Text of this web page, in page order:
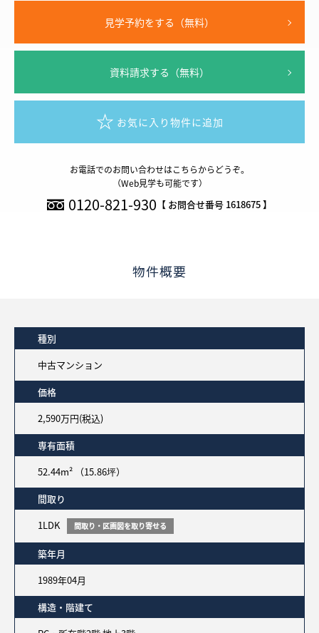
見学予約をする（無料）
資料請求する（無料）
お気に入り物件に追加
お電話でのお問い合わせはこちらからどうぞ。
（Web見学も可能です）
0120-821-930 【 お問合せ番号 1618675 】
物件概要
種別
中古マンション
価格
2,590万円(税込)
専有面積
52.44m² （15.86坪）
間取り
1LDK
間取り・区画図を取り寄せる
築年月
1989年04月
構造・階建て